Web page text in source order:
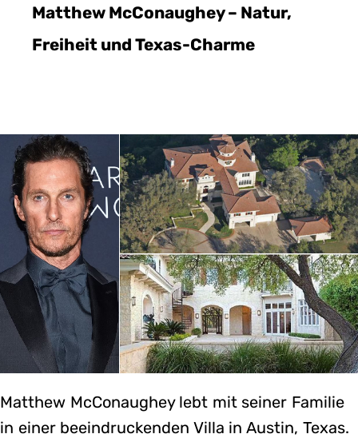
Matthew McConaughey – Natur,
Freiheit und Texas-Charme
Matthew McConaughey lebt mit seiner Familie
in einer beeindruckenden Villa in Austin, Texas.